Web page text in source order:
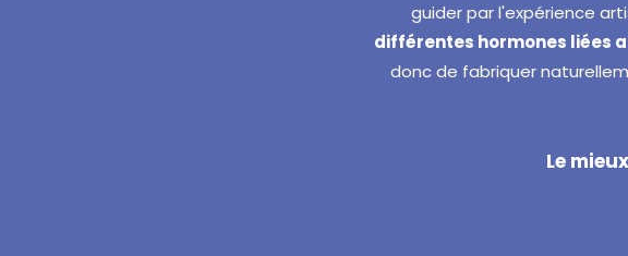
guider par l'expérience
différentes hormones liées
donc de fabriquer
Le